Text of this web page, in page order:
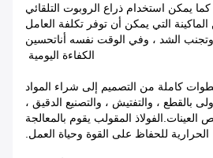
كما يمكن استخدام ذراع الروبوت التلقائي
الماكينة التي يمكن أن توفر تكلفة العامل
الشد ، وفي الوقت نفسه أناتحسين
الكفاءة اليومية
كاملة من التصميم إلى شراء المواد
بالقطع ، والتفتيش ، والتصنيع الدقيق ،
العينات.الفولاذ المقولب يقوم بالمعالجة
الحرارية للحفاظ على القوة وحياة العمل.